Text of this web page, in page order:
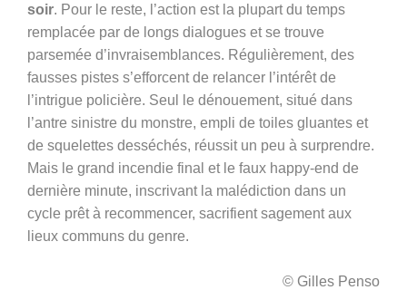
soir. Pour le reste, l’action est la plupart du temps
remplacée par de longs dialogues et se trouve
parsemée d’invraisemblances. Régulièrement, des
fausses pistes s’efforcent de relancer l’intérêt de
l’intrigue policière. Seul le dénouement, situé dans
l’antre sinistre du monstre, empli de toiles gluantes et
de squelettes desséchés, réussit un peu à surprendre.
Mais le grand incendie final et le faux happy-end de
dernière minute, inscrivant la malédiction dans un
cycle prêt à recommencer, sacrifient sagement aux
lieux communs du genre.
© Gilles Penso